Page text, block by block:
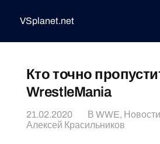
VSplanet.net
Кто точно
WrestleMania
21.02.2020 В WWE, Новости
Алексей Красильников